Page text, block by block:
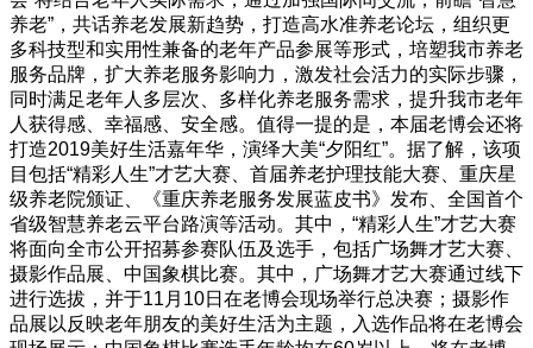
养老”，共话养老发展新趋势，打造高水准养老论坛，组织更
多科技型和实用性兼备的老年产品参展等形式，培塑我市养老
服务品牌，扩大养老服务影响力，激发社会活力的实际步骤，
同时满足老年人多层次、多样化养老服务需求，提升我市老年
人获得感、幸福感、安全感。值得一提的是，本届老博会还将
打造2019美好生活嘉年华，演绎大美“夕阳红”。据了解，该项
目包括“精彩人生”才艺大赛、首届养老护理技能大赛、重庆星
级养老院颁证、《重庆养老服务发展蓝皮书》发布、全国首个
省级智慧养老云平台路演等活动。其中，“精彩人生”才艺大赛
将面向全市公开招募参赛队伍及选手，包括广场舞才艺大赛、
摄影作品展、中国象棋比赛。其中，广场舞才艺大赛通过线下
进行选拔，并于11月10日在老博会现场举行总决赛；摄影作
品展以反映老年朋友的美好生活为主题，入选作品将在老博会